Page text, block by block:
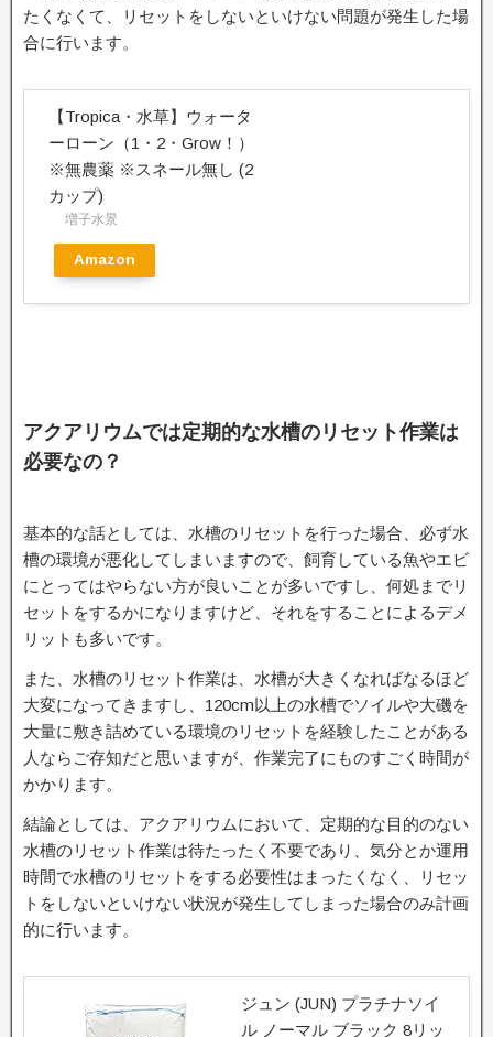
たくなくて、リセットをしないといけない問題が発生した場
合に行います。
【Tropica・水草】ウォータ
ーローン（1・2・Grow！）
※無農薬 ※スネール無し (2
カップ)
増子水景
Amazon
アクアリウムでは定期的な水槽のリセット作業は
必要なの？
基本的な話としては、水槽のリセットを行った場合、必ず水
槽の環境が悪化してしまいますので、飼育している魚やエビ
にとってはやらない方が良いことが多いですし、何処までリ
セットをするかになりますけど、それをすることによるデメ
リットも多いです。
また、水槽のリセット作業は、水槽が大きくなればなるほど
大変になってきますし、120cm以上の水槽でソイルや大磯を
大量に敷き詰めている環境のリセットを経験したことがある
人ならご存知だと思いますが、作業完了にものすごく時間が
かかります。
結論としては、アクアリウムにおいて、定期的な目的のない
水槽のリセット作業は待たったく不要であり、気分とか運用
時間で水槽のリセットをする必要性はまったくなく、リセッ
トをしないといけない状況が発生してしまった場合のみ計画
的に行います。
ジュン (JUN) プラチナソイ
ル ノーマル ブラック 8リッ